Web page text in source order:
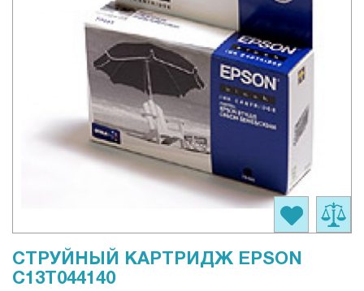
СТРУЙНЫЙ КАРТРИДЖ EPSON
C13T044140